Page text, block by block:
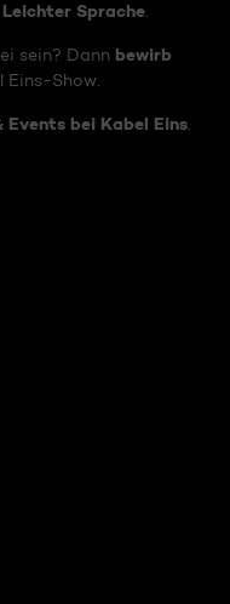
Leichter Sprache
sein? Dann bewirb
Show.
Events bei Kabel Eins